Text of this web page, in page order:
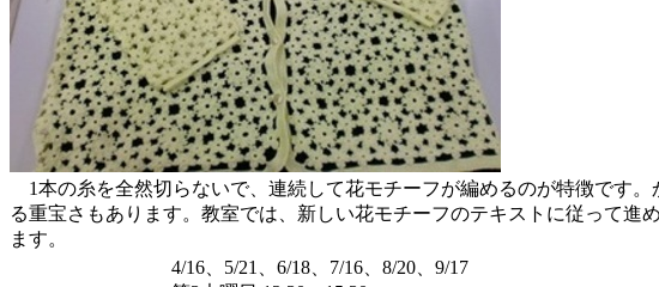
1本の糸を全然切らないで、連続して花モチーフが編めるのが特徴です
る重宝さもあります。教室では、新しい花モチーフのテキストに従って
ます。
4/16、5/21、6/18、7/16、8/20、9/17